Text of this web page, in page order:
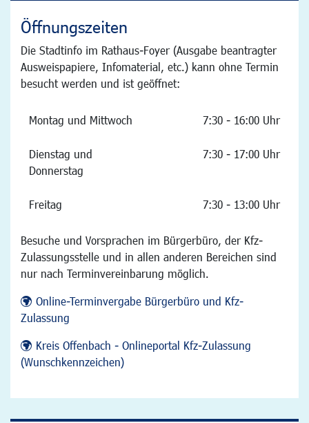
Öffnungszeiten
Die Stadtinfo im Rathaus-Foyer (Ausgabe beantragter
Ausweispapiere, Infomaterial, etc.) kann ohne Termin
besucht werden und ist geöffnet:
Montag und Mittwoch 7:30 - 16:00 Uhr
Dienstag und
Donnerstag
7:30 - 17:00 Uhr
Freitag 7:30 - 13:00 Uhr
Besuche und Vorsprachen im Bürgerbüro, der Kfz-
Zulassungsstelle und in allen anderen Bereichen sind
nur nach Terminvereinbarung möglich.
Online-Terminvergabe Bürgerbüro und Kfz-
Zulassung
Kreis Offenbach - Onlineportal Kfz-Zulassung
(Wunschkennzeichen)